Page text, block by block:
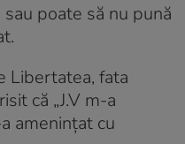
poate să nu pună
Libertatea, fata
că „J.V m-a
amenințat cu